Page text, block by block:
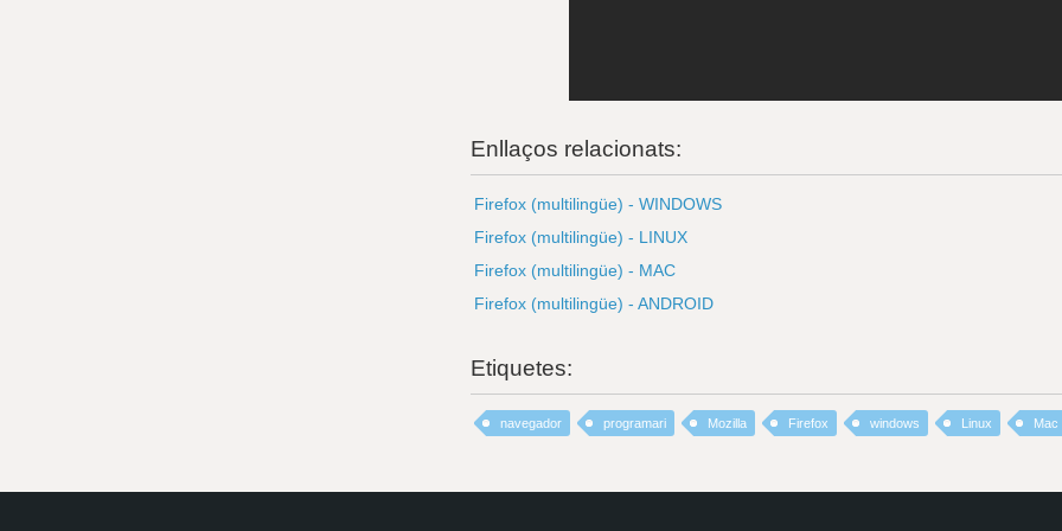
Enllaços relacionats:
Firefox (multilingüe) - WINDOWS
Firefox (multilingüe) - LINUX
Firefox (multilingüe) - MAC
Firefox (multilingüe) - ANDROID
Etiquetes:
navegador programari Mozilla Firefox windows Linux Mac